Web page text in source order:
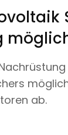
ab.